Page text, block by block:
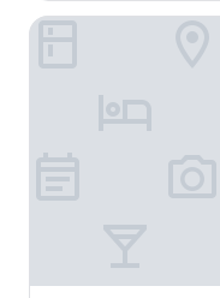
Wyndham Grand Nai